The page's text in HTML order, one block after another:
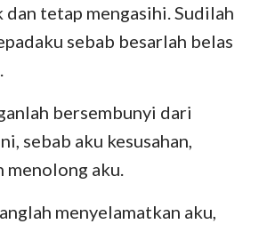
dan tetap mengasihi. Sudilah
sebab besarlah belas
bersembunyi dari
sebab aku kesusahan,
menolong aku.
menyelamatkan aku,